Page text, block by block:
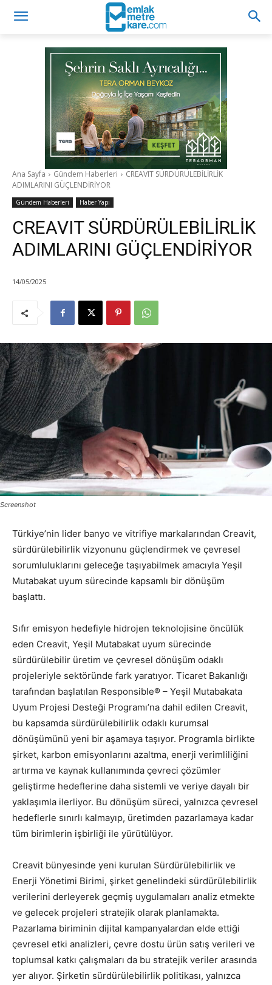
Ana Sayfa Gündem Haberleri
CREAVIT SÜRDÜRÜLEBİLİRLİK
ADIMLARINI GÜÇLENDİRİYOR
Gündem Haberleri Haber Yapı
CREAVIT SÜRDÜRÜLEBİLİRLİK
ADIMLARINI GÜÇLENDİRİYOR
14/05/2025
Screenshot
Türkiye’nin lider banyo ve vitrifiye markalarından Creavit,
sürdürülebilirlik vizyonunu güçlendirmek ve çevresel
sorumluluklarını geleceğe taşıyabilmek amacıyla Yeşil
Mutabakat uyum sürecinde kapsamlı bir dönüşüm
başlattı.
Sıfır emisyon hedefiyle hidrojen teknolojisine öncülük
eden Creavit, Yeşil Mutabakat uyum sürecinde
sürdürülebilir üretim ve çevresel dönüşüm odaklı
projeleriyle sektöründe fark yaratıyor. Ticaret Bakanlığı
tarafından başlatılan Responsible® – Yeşil Mutabakata
Uyum Projesi Desteği Programı’na dahil edilen Creavit,
bu kapsamda sürdürülebilirlik odaklı kurumsal
dönüşümünü yeni bir aşamaya taşıyor. Programla birlikte
şirket, karbon emisyonlarını azaltma, enerji verimliliğini
artırma ve kaynak kullanımında çevreci çözümler
geliştirme hedeflerine daha sistemli ve veriye dayalı bir
yaklaşımla ilerliyor. Bu dönüşüm süreci, yalnızca çevresel
hedeflerle sınırlı kalmayıp, üretimden pazarlamaya kadar
tüm birimlerin işbirliği ile yürütülüyor.
Creavit bünyesinde yeni kurulan Sürdürülebilirlik ve
Enerji Yönetimi Birimi, şirket genelindeki sürdürülebilirlik
verilerini derleyerek geçmiş uygulamaları analiz etmekte
ve gelecek projeleri stratejik olarak planlamakta.
Pazarlama biriminin dijital kampanyalardan elde ettiği
çevresel etki analizleri, çevre dostu ürün satış verileri ve
toplumsal katkı çalışmaları da bu stratejik veriler arasında
yer alıyor. Şirketin sürdürülebilirlik politikası, yalnızca